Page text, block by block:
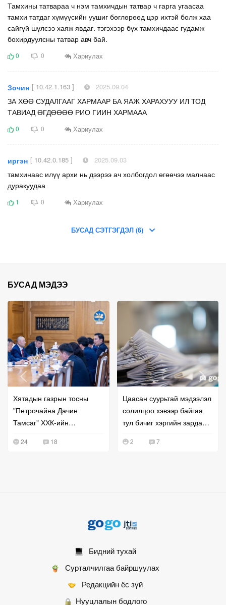
Тамхины татвараа ч нэм тамхичдын татвар ч гарга угаасаа
тамхи татдаг хүмүүсийн уушиг бөглөрөөд цэр ихтэй болж хаа
сайгүй шүлсээ хаяж явдаг. тэгэхээр бүх тамхичдаас гудамж
бохирдуулсны татвар авч бай.
0 0 Хариулах
Зочин [ 10.42.1.163 ] 2025.09.04
ЗА ХӨӨ СУДАЛГААГ ХАРМААР БА ЯАЖ ХАРАХУУУ ИЛ ТОД
ТАВИАД ӨГДӨӨӨӨ РИО ГИИН ХАРМААА
0 0 Хариулах
иргэн [ 10.42.0.185 ] 2025.09.03
тамхинаас илүү архи нь дээрээ ач холбогдол өгөөчээ малнаас
дуракуудаа
1 0 Хариулах
БУСАД СЭТГЭГДЭЛ (6)
БУСАД МЭДЭЭ
Хятадын газрын тосны
"Петрочайна Дачин
Тамсаг" ХХК-ийн
24 18
Цаасан суурьтай мэдээлэл
солилцоо хэвээр байгаа
тул бичиг хэргийн зардал
2 7
Бидний тухай
Сурталчилгаа байршуулах
Редакцийн ёс зүй
Нууцлалын бодлого